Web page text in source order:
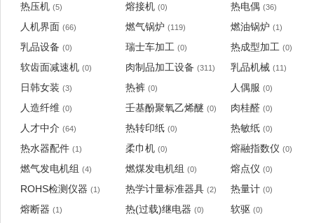
热压机 (5) 熔接机 (0) 热电偶 (36)
人机界面 (66) 燃气锅炉 (119) 燃油锅炉 (1)
乳品设备 (0) 瑞士车加工 (0) 热成型加工 (0)
软齿面减速机 (0) 肉制品加工设备 (311) 乳品机械 (11)
日韩女装 (3) 热裤 (0) 人偶服 (0)
人造纤维 (0) 壬基酚聚氧乙烯醚 (0) 肉桂醛 (0)
人才中介 (64) 热转印纸 (0) 热敏纸 (0)
热水器配件 (1) 柔巾机 (0) 熔融指数仪 (0)
燃气发电机组 (4) 燃煤发电机组 (0) 熔点仪 (0)
ROHS检测仪器 (1) 热学计量标准器具 (2) 热量计 (0)
熔断器 (1) 热(过载)继电器 (0) 软驱 (0)